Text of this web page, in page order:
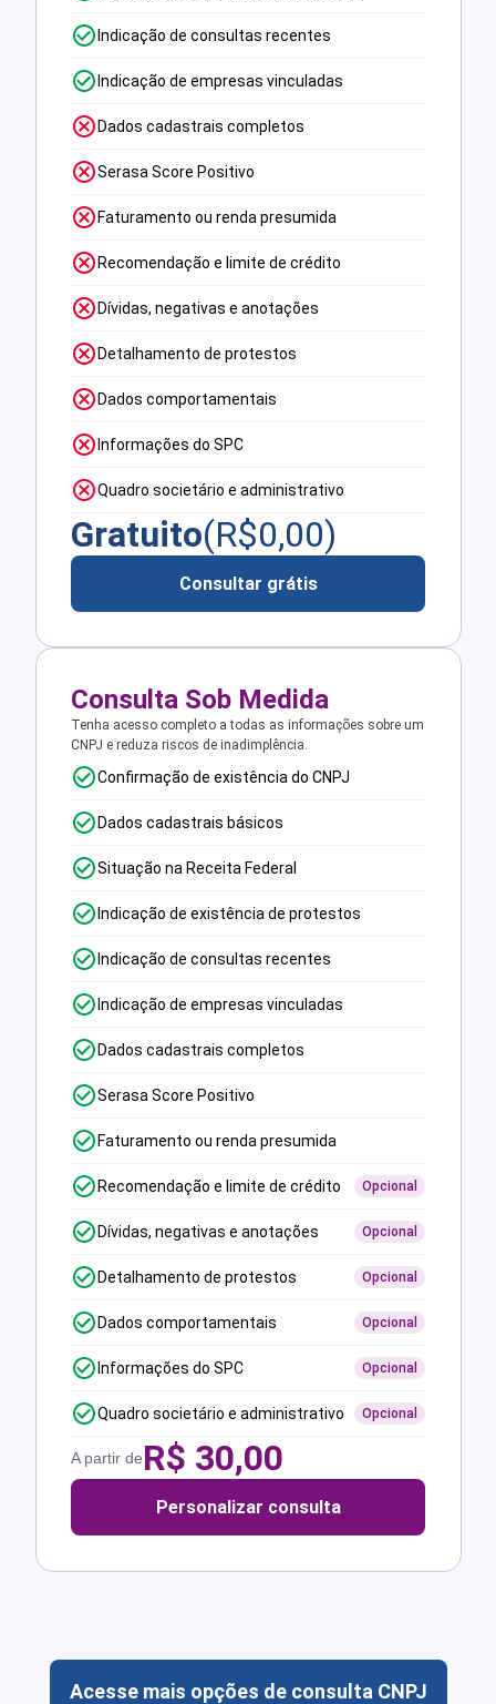
Indicação de consultas recentes
Indicação de empresas vinculadas
Dados cadastrais completos
Serasa Score Positivo
Faturamento ou renda presumida
Recomendação e limite de crédito
Dívidas, negativas e anotações
Detalhamento de protestos
Dados comportamentais
Informações do SPC
Quadro societário e administrativo
Gratuito(R$0,00)
Consultar grátis
Consulta Sob Medida
Tenha acesso completo a todas as informações sobre um
CNPJ e reduza riscos de inadimplência.
Confirmação de existência do CNPJ
Dados cadastrais básicos
Situação na Receita Federal
Indicação de existência de protestos
Indicação de consultas recentes
Indicação de empresas vinculadas
Dados cadastrais completos
Serasa Score Positivo
Faturamento ou renda presumida
Recomendação e limite de crédito Opcional
Dívidas, negativas e anotações Opcional
Detalhamento de protestos Opcional
Dados comportamentais Opcional
Informações do SPC Opcional
Quadro societário e administrativo Opcional
A partir deR$ 30,00
Personalizar consulta
Acesse mais opções de consulta CNPJ